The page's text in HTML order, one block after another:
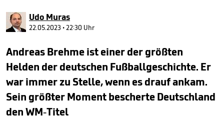
seconds
of
2
minutes,
seconds
Udo Muras
22.05.2023 • 22:30 Uhr
Andreas Brehme ist einer der größten
Helden der deutschen Fußballgeschichte. Er
war immer zu Stelle, wenn es drauf ankam.
Sein größter Moment bescherte Deutschland
den WM-Titel